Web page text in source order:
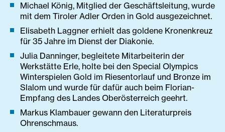
Michael König, Mitglied der Geschäftsleitung, wurde
mit dem Tiroler Adler Orden in Gold ausgezeichnet.
Elisabeth Laggner erhielt das goldene Kronenkreuz
für 35 Jahre im Dienst der Diakonie.
Julia Danninger, begleitete Mitarbeiterin der
Werkstätte Erle, holte bei den Special Olympics
Winterspielen Gold im Riesentorlauf und Bronze im
Slalom und wurde für dafür auch beim Florian-
Empfang des Landes Oberösterreich geehrt.
Markus Klambauer gewann den Literaturpreis
Ohrenschmaus.